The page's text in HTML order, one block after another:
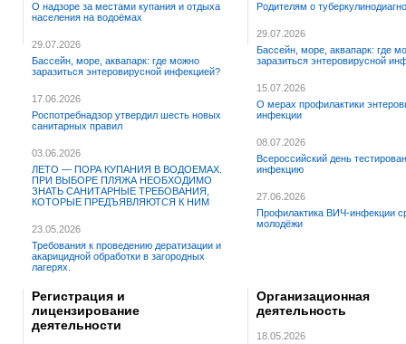
О надзоре за местами купания и отдыха
населения на водоёмах
29.07.2026
Бассейн, море, аквапарк: где можно
заразиться энтеровирусной инфекцией?
17.06.2026
Роспотребнадзор утвердил шесть новых
санитарных правил
03.06.2026
ЛЕТО — ПОРА КУПАНИЯ В ВОДОЕМАХ.
ПРИ ВЫБОРЕ ПЛЯЖА НЕОБХОДИМО
ЗНАТЬ САНИТАРНЫЕ ТРЕБОВАНИЯ,
КОТОРЫЕ ПРЕДЪЯВЛЯЮТСЯ К НИМ
23.05.2026
Требования к проведению дератизации и
акарицидной обработки в загородных
лагерях.
Родителям о
29.07.2026
Бассейн, море, аквапарк: где
заразиться энтеровирусной
15.07.2026
О мерах профилактики
инфекции
08.07.2026
Всероссийский день
инфекцию
27.06.2026
Профилактика ВИЧ-инфекции
молодёжи
Регистрация и
лицензирование
деятельности
Организационная
деятельность
18.05.2026